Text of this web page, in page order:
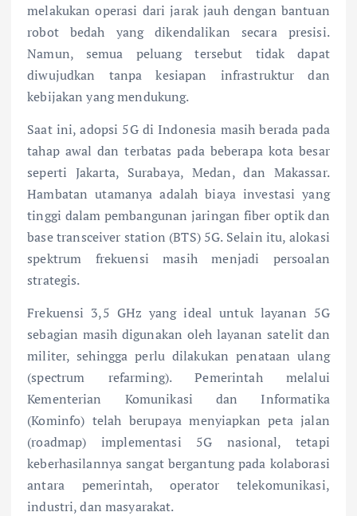
melakukan operasi dari jarak jauh dengan bantuan
robot bedah yang dikendalikan secara presisi.
Namun, semua peluang tersebut tidak dapat
diwujudkan tanpa kesiapan infrastruktur dan
kebijakan yang mendukung.
Saat ini, adopsi 5G di Indonesia masih berada pada
tahap awal dan terbatas pada beberapa kota besar
seperti Jakarta, Surabaya, Medan, dan Makassar.
Hambatan utamanya adalah biaya investasi yang
tinggi dalam pembangunan jaringan fiber optik dan
base transceiver station (BTS) 5G. Selain itu, alokasi
spektrum frekuensi masih menjadi persoalan
strategis.
Frekuensi 3,5 GHz yang ideal untuk layanan 5G
sebagian masih digunakan oleh layanan satelit dan
militer, sehingga perlu dilakukan penataan ulang
(spectrum refarming). Pemerintah melalui
Kementerian Komunikasi dan Informatika
(Kominfo) telah berupaya menyiapkan peta jalan
(roadmap) implementasi 5G nasional, tetapi
keberhasilannya sangat bergantung pada kolaborasi
antara pemerintah, operator telekomunikasi,
industri, dan masyarakat.